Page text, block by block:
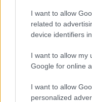
I want to allow
related to
device identifiers
I want to allow my
Google for online
I want to allow
personalized
Η ομιλία
Υπουργική